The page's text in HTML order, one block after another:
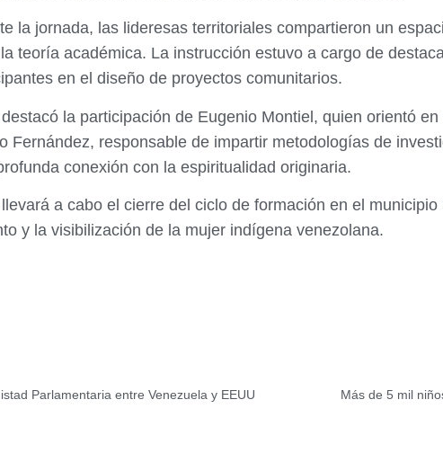
la jornada, las lideresas territoriales compartieron un
teoría académica. La instrucción estuvo a cargo de
en el diseño de proyectos comunitarios.
la participación de Eugenio Montiel, quien orientó
Fernández, responsable de impartir metodologías de
conexión con la espiritualidad originaria.
a cabo el cierre del ciclo de formación en el
y la visibilización de la mujer indígena venezolana.
Parlamentaria entre Venezuela y EEUU Más de 5 mil